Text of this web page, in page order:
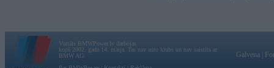
Vortāls BMWPower.lv darbojas
kopš 2002. gada 14. maija. Tas nav auto klubs un nav saistīts ar
BMW AG.
Galvena